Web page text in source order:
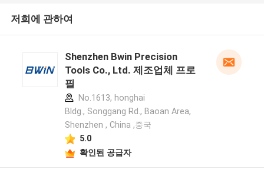
저희에 관하여
Shenzhen Bwin Precision
Tools Co., Ltd. 제조업체 프로
필
No.1613, honghai
Bldg., Songgang Rd., Baoan Area,
Shenzhen , China ,중국
5.0
확인된 공급자